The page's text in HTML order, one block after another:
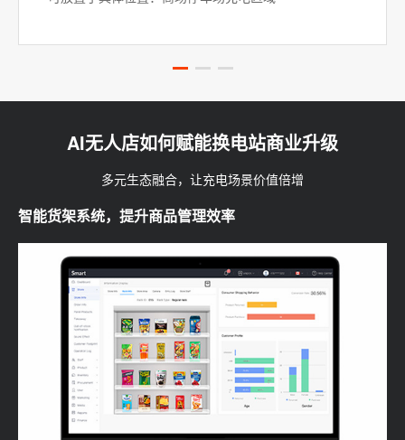
AI无人店如何赋能换电站商业升级
多元生态融合，让充电场景价值倍增
智能货架系统，提升商品管理效率